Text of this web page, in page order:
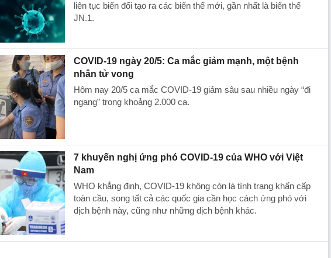
liên tục biến đổi tạo ra các biến thể mới, gần nhất là biến thể
JN.1.
COVID-19 ngày 20/5: Ca mắc giảm mạnh, một bệnh
nhân tử vong
Hôm nay 20/5 ca mắc COVID-19 giảm sâu sau nhiều ngày “đi
ngang” trong khoảng 2.000 ca.
7 khuyến nghị ứng phó COVID-19 của WHO với Việt
Nam
WHO khẳng định, COVID-19 không còn là tình trạng khẩn cấp
toàn cầu, song tất cả các quốc gia cần học cách ứng phó với
dịch bệnh này, cũng như những dịch bệnh khác.